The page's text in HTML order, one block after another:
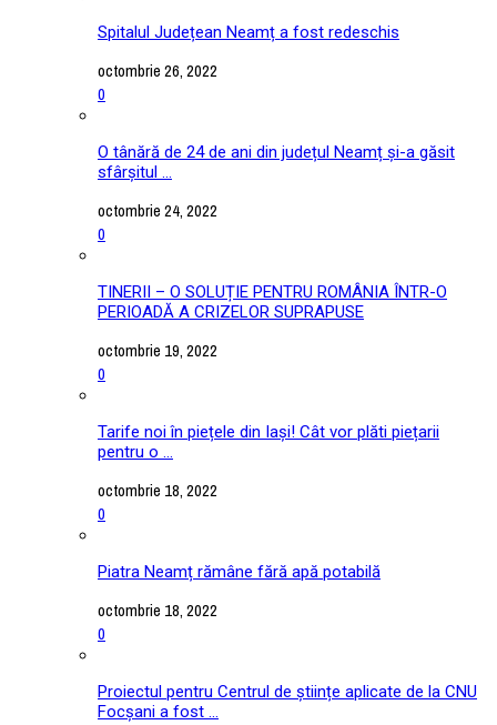
Spitalul Județean Neamț a fost redeschis
octombrie 26, 2022
0
O tânără de 24 de ani din județul Neamț și-a găsit
sfârșitul ...
octombrie 24, 2022
0
TINERII – O SOLUȚIE PENTRU ROMÂNIA ÎNTR-O
PERIOADĂ A CRIZELOR SUPRAPUSE
octombrie 19, 2022
0
Tarife noi în piețele din Iași! Cât vor plăti piețarii
pentru o ...
octombrie 18, 2022
0
Piatra Neamț rămâne fără apă potabilă
octombrie 18, 2022
0
Proiectul pentru Centrul de științe aplicate de la CNU
Focșani a fost ...